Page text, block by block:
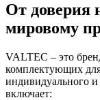
От доверия
мировому
VALTEC – это
комплектующих
индивидуального и
включает: